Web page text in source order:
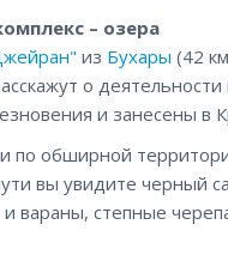
– озера
из Бухары (42
о
и занесены в
по обширной
вы увидите черный
вараны, степные